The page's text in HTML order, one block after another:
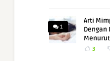
1
Arti
Dengan
3